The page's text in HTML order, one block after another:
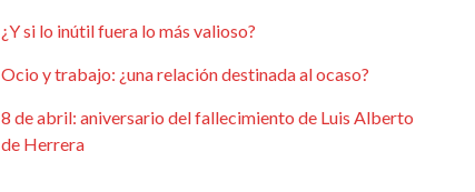
¿Y si lo inútil fuera lo más valioso?
Ocio y trabajo: ¿una relación destinada al ocaso?
8 de abril: aniversario del fallecimiento de Luis Alberto
de Herrera